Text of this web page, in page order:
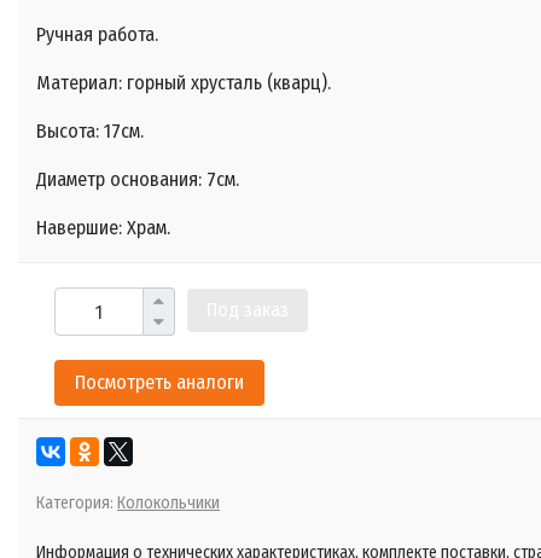
Ручная работа.
Материал: горный хрусталь (кварц).
Высота: 17см.
Диаметр основания: 7см.
Навершие: Храм.
Посмотреть аналоги
Категория: Колокольчики
Информация о технических характеристиках, комплекте поставки,